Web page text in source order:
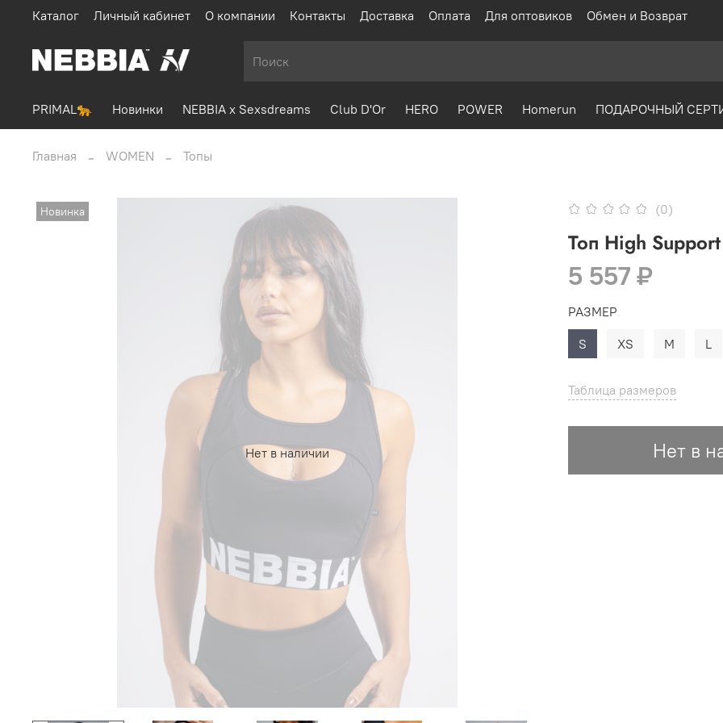
Каталог Личный кабинет О компании Контакты Доставка Оплата Для оптовиков Обмен и Возврат
PRIMAL🐆 Новинки NEBBIA x Sexsdreams Club D'Or HERO POWER Homerun ПОДАРОЧНЫЙ
Главная WOMEN Топы
Нет в наличии
Новинка (0)
Топ High
5 557 ₽
Таблица размеров
Нет в
РАЗМЕР
S
XS M L